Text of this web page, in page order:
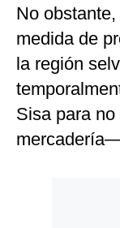
No
medida de
la región
Sisa para